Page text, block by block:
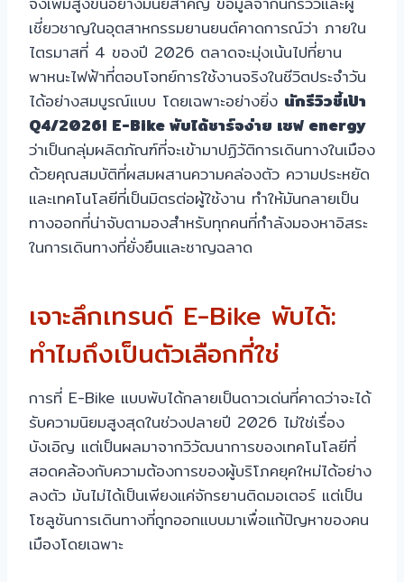
เชี่ยวชาญในอุตสาหกรรมยานยนต์คาดการณ์ว่า ภายใน
ไตรมาสที่ 4 ของปี 2026 ตลาดจะมุ่งเน้นไปที่ยาน
พาหนะไฟฟ้าที่ตอบโจทย์การใช้งานจริงในชีวิตประจำวัน
ได้อย่างสมบูรณ์แบบ โดยเฉพาะอย่างยิ่ง นักรีวิวชี้เป้า
Q4/2026! E-Bike พับได้ชาร์จง่าย เซฟ energy
ว่าเป็นกลุ่มผลิตภัณฑ์ที่จะเข้ามาปฏิวัติการเดินทางในเมือง
ด้วยคุณสมบัติที่ผสมผสานความคล่องตัว ความประหยัด
และเทคโนโลยีที่เป็นมิตรต่อผู้ใช้งาน ทำให้มันกลายเป็น
ทางออกที่น่าจับตามองสำหรับทุกคนที่กำลังมองหาอิสระ
ในการเดินทางที่ยั่งยืนและชาญฉลาด
เจาะลึกเทรนด์ E-Bike พับได้:
ทำไมถึงเป็นตัวเลือกที่ใช่
การที่ E-Bike แบบพับได้กลายเป็นดาวเด่นที่คาดว่าจะได้
รับความนิยมสูงสุดในช่วงปลายปี 2026 ไม่ใช่เรื่อง
บังเอิญ แต่เป็นผลมาจากวิวัฒนาการของเทคโนโลยีที่
สอดคล้องกับความต้องการของผู้บริโภคยุคใหม่ได้อย่าง
ลงตัว มันไม่ได้เป็นเพียงแค่จักรยานติดมอเตอร์ แต่เป็น
โซลูชันการเดินทางที่ถูกออกแบบมาเพื่อแก้ปัญหาของคน
เมืองโดยเฉพาะ